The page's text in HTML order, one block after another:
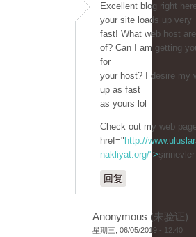
Excellent blog right
your site loads up very
fast! What web host
of? Can I am getting
for
your host? I desire my
up as fast
as yours lol
Check out my web
href=" http://
nakliyat.org/">
回复
Anonymous (未验证)
星期三, 06/05/2019 - 12:40